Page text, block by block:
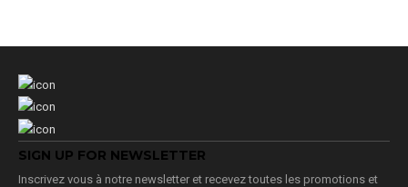
SIGN UP FOR NEWSLETTER
Inscrivez vous à notre newsletter et recevez toutes les promotions et